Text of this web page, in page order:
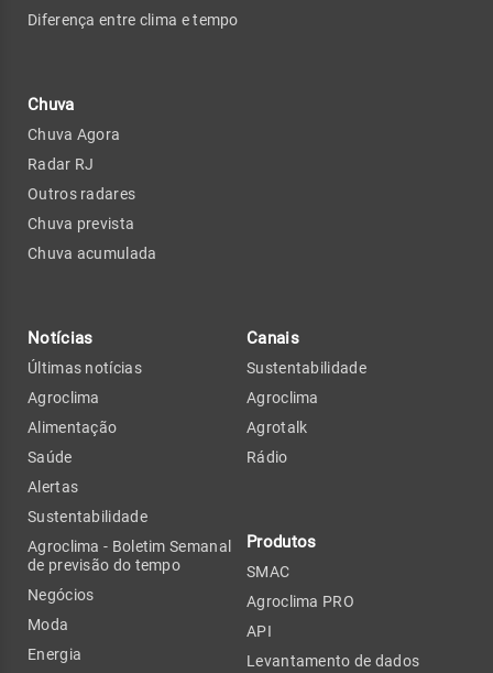
Diferença entre clima e tempo
Chuva
Chuva Agora
Radar RJ
Outros radares
Chuva prevista
Chuva acumulada
Notícias
Últimas notícias
Agroclima
Alimentação
Saúde
Alertas
Sustentabilidade
Agroclima - Boletim Semanal
de previsão do tempo
Negócios
Moda
Energia
Canais
Sustentabilidade
Agroclima
Agrotalk
Rádio
Produtos
SMAC
Agroclima PRO
API
Levantamento de dados